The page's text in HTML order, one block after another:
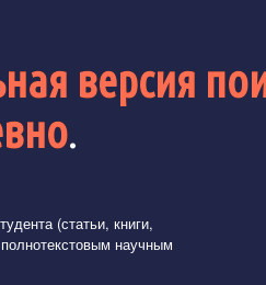
версия
.
(статьи, книги,
научным